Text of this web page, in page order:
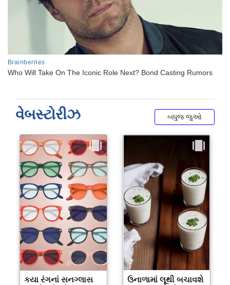
વેબસ્ટોરીઝ બધુજ જુઓ
કયા રંગનાં સનગ્લાસ
ઉનાળામાં લૂથી બચાવશે